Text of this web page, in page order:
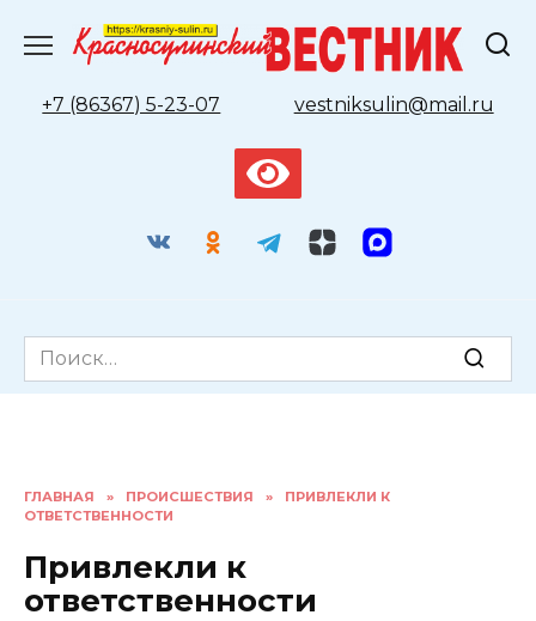
содержанию
+7 (86367) 5-23-07
vestniksulin@mail.ru
Search
for:
ГЛАВНАЯ » ПРОИСШЕСТВИЯ »
ПРИВЛЕКЛИ К
ОТВЕТСТВЕННОСТИ
Привлекли к
ответственности